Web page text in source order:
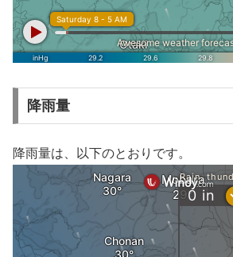
降雨量
降雨量は、以下のとおりです。